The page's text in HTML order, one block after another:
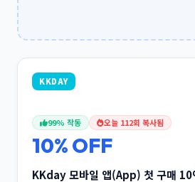
KKDAY
99% 작동 오늘 112회 복사됨
10% OFF
KKday 모바일 앱(App) 첫 구매